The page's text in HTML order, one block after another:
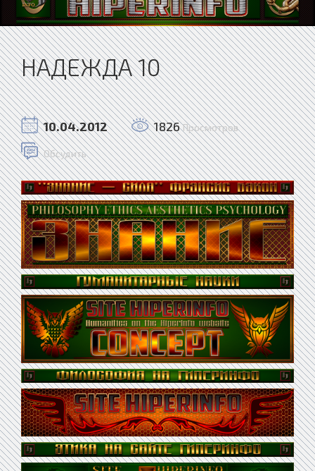
НАДЕЖДА 10
10.04.2012 1826 Просмотров
Обсудить